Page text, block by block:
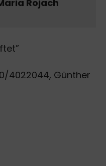
Rojach
4022044, Günther